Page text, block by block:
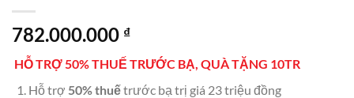
782.000.000 ₫
HỖ TRỢ 50% THUẾ TRƯỚC BẠ, QUÀ TẶNG 10TR
Hỗ trợ 50% thuếtrước bạ trị giá 23 triệu đồng